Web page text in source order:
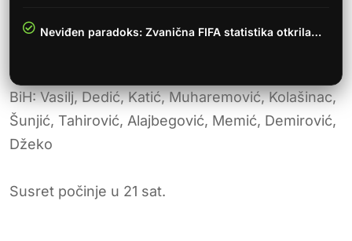
Neviđen paradoks: Zvanična FIFA statistika otkrila…
BiH: Vasilj, Dedić, Katić, Muharemović, Kolašinac,
Šunjić, Tahirović, Alajbegović, Memić, Demirović,
Džeko
Susret počinje u 21 sat.